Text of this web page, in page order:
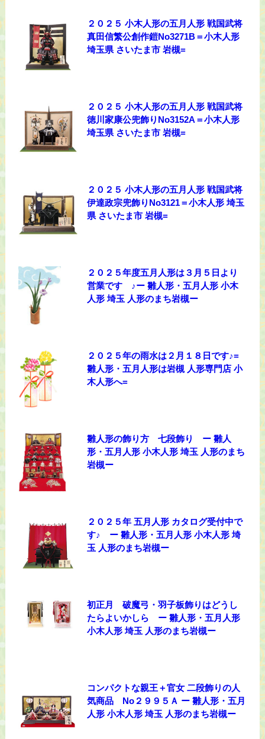
２０２５ 小木人形の五月人形 戦国武将
真田信繁公創作鎧No3271B＝小木人形
埼玉県 さいたま市 岩槻=
２０２５ 小木人形の五月人形 戦国武将
徳川家康公兜飾りNo3152A＝小木人形
埼玉県 さいたま市 岩槻=
２０２５ 小木人形の五月人形 戦国武将
伊達政宗兜飾りNo3121＝小木人形 埼玉
県 さいたま市 岩槻=
２０２５年度五月人形は３月５日より
営業です ♪ー 雛人形・五月人形 小木
人形 埼玉 人形のまち岩槻ー
２０２５年の雨水は２月１８日です♪=
雛人形・五月人形は岩槻 人形専門店 小
木人形へ=
雛人形の飾り方 七段飾り ー 雛人
形・五月人形 小木人形 埼玉 人形のまち
岩槻ー
２０２５年 五月人形 カタログ受付中で
す♪ ー 雛人形・五月人形 小木人形 埼
玉 人形のまち岩槻ー
初正月 破魔弓・羽子板飾りはどうし
たらよいかしら ー 雛人形・五月人形
小木人形 埼玉 人形のまち岩槻ー
コンパクトな親王＋官女 二段飾りの人
気商品 No２９９５Ａ ー 雛人形・五月
人形 小木人形 埼玉 人形のまち岩槻ー